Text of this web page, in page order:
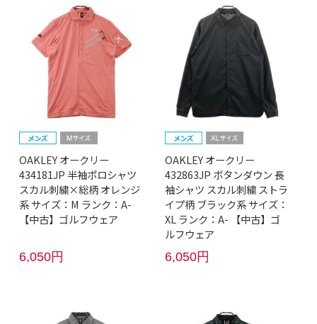
OAKLEY オークリー
434181JP 半袖ポロシャツ
スカル刺繍×総柄 オレンジ
系 サイズ：M ランク：A-
【中古】ゴルフウェア
6,050円
OAKLEY オークリー
432863JP ボタンダウン 長
袖シャツ スカル刺繍 ストラ
イプ柄 ブラック系 サイズ：
XL ランク：A- 【中古】ゴ
ルフウェア
6,050円